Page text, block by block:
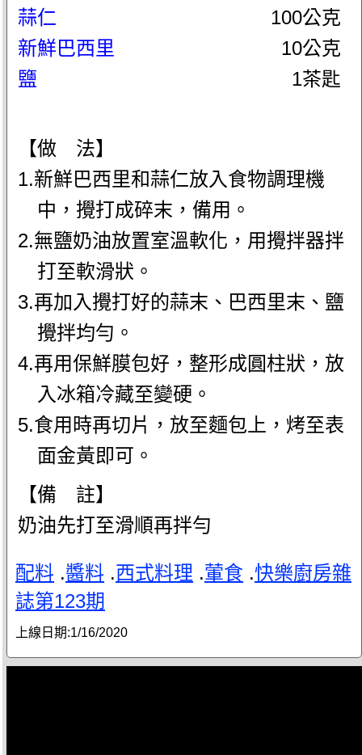
蒜仁
100公克
新鮮巴西里
10公克
鹽
1茶匙
【做 法】
1.新鮮巴西里和蒜仁放入食物調理機
中，攪打成碎末，備用。
2.無鹽奶油放置室溫軟化，用攪拌器拌
打至軟滑狀。
3.再加入攪打好的蒜末、巴西里末、鹽
攪拌均勻。
4.再用保鮮膜包好，整形成圓柱狀，放
入冰箱冷藏至變硬。
5.食用時再切片，放至麵包上，烤至表
面金黃即可。
【備 註】
奶油先打至滑順再拌勻
配料 .醬料 .西式料理 .葷食 .快樂廚房雜
誌第123期
上線日期:1/16/2020